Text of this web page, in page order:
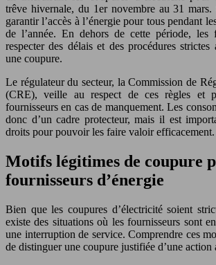
trêve hivernale, du 1er novembre au 31 mars.
garantir l’accès à l’énergie pour tous pendant
de l’année. En dehors de cette période, les
respecter des délais et des procédures
une coupure.
Le régulateur du secteur, la Commission de
(CRE), veille au respect de ces règles et
fournisseurs en cas de manquement. Les
donc d’un cadre protecteur, mais il est
droits pour pouvoir les faire valoir efficacement.
Motifs légitimes de coupure
fournisseurs d’énergie
Bien que les coupures d’électricité soient
existe des situations où les fournisseurs sont
une interruption de service. Comprendre ces
de distinguer une coupure justifiée d’une action